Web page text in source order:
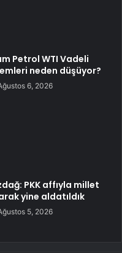
Petrol WTI Vadeli
neden düşüyor?
6, 2026
PKK affıyla millet
yine aldatıldık
5, 2026